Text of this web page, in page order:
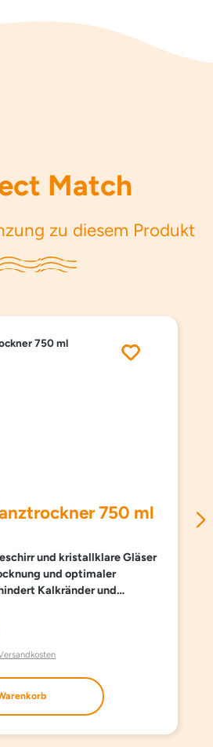
Match
zu diesem Produkt
750 ml
und kristallklare Gläser
und optimaler
Kalkränder und
abbaubaren Tensiden,
Ohne Farb- und
5 ALCOHOL CITRIC
ISOPROPYL ALCOHOL MEK